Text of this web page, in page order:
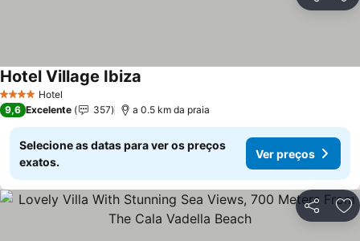
4 EstrelasHotel
Hotel Village Ibiza
9,6 Excelente 357 a 0.5 km da praia
Selecione as datas para ver os preços
exatos.
Ver preços
Partilhar